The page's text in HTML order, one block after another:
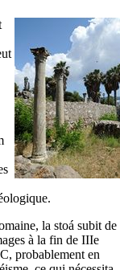
la stoá subit de
à la fin de IIIe
probablement en